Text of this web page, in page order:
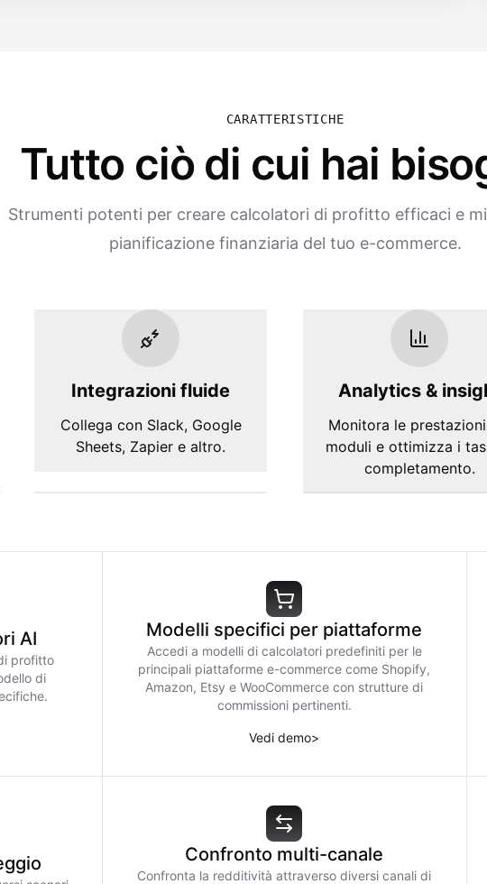
CARATTERISTICHE
Tutto ciò di cui hai
Strumenti potenti per creare calcolatori di profitto efficaci e
pianificazione finanziaria del tuo e-commerce.
Integrazioni fluide
Collega con Slack, Google
Sheets, Zapier e altro.
Analytics &
Monitora le
moduli e ottimizza i
completamento.
AI
profitto
di
Modelli specifici per piattaforme
Accedi a modelli di calcolatori predefiniti per le
principali piattaforme e-commerce come Shopify,
Amazon, Etsy e WooCommerce con strutture di
commissioni pertinenti.
Vedi demo>
Confronto multi-canale
Confronta la redditività attraverso diversi canali di